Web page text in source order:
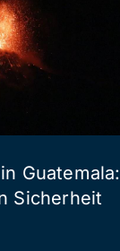
Guatemala:
Sicherheit